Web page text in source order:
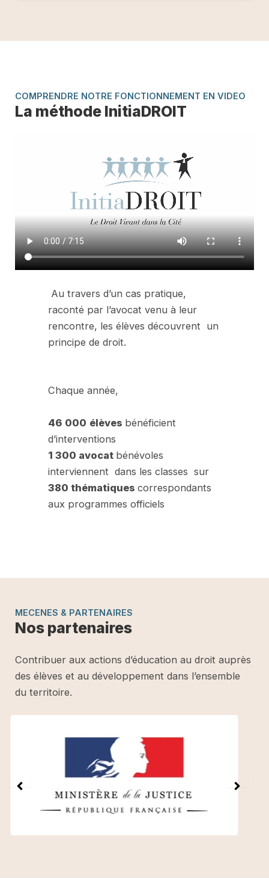
COMPRENDRE NOTRE FONCTIONNEMENT EN VIDEO
La méthode InitiaDROIT
Au travers d’un cas pratique,
raconté par l’avocat venu à leur
rencontre, les élèves découvrent un
principe de droit.
Chaque année,
46 000 élèves bénéficient
d’interventions
1 300 avocat bénévoles
interviennent dans les classes sur
380 thématiquescorrespondants
aux programmes officiels
MECENES & PARTENAIRES
Nos partenaires
Contribuer aux actions d’éducation au droit auprès
des élèves et au développement dans l’ensemble
du territoire.